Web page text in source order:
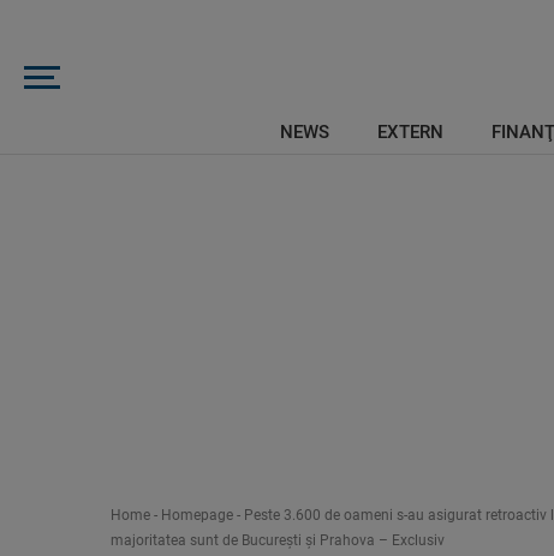
NEWS EXTERN
Home - Homepage - Peste 3.600 de oameni s-au asigurat
majoritatea sunt de Bucureşti şi Prahova – Exclusiv